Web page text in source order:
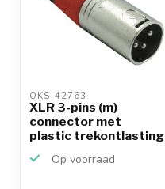
OKS-42763
XLR 3-pins (m)
connector met
plastic trekontlasting
Op voorraad